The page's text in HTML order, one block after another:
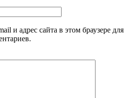
и адрес сайта в этом браузере для